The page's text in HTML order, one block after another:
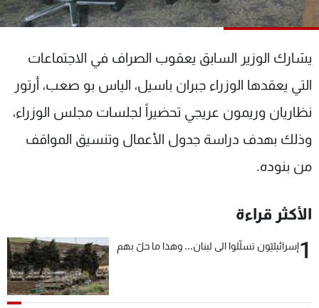
يشارك الوزير السابق يعقوب الصراف في الاجتماعات
التي يعقدها الوزراء جبران باسيل، الياس بو صعب، أرتور
نظاريان وريمون عريجي تحضيراً لجلسات مجلس الوزراء،
وذلك بهدف دراسة جدول الأعمال وتنسيق المواقف
من بنوده.
الأكثر قراءة
1إسرائيليّون تسلّلوا الى لبنان... وهذا ما حلّ بهم
شاهد البرامج
عن MTV
الإنـتـاج
لاعلاناتكم
وظائف
تواصل معنا
شروط الإسـتخدام